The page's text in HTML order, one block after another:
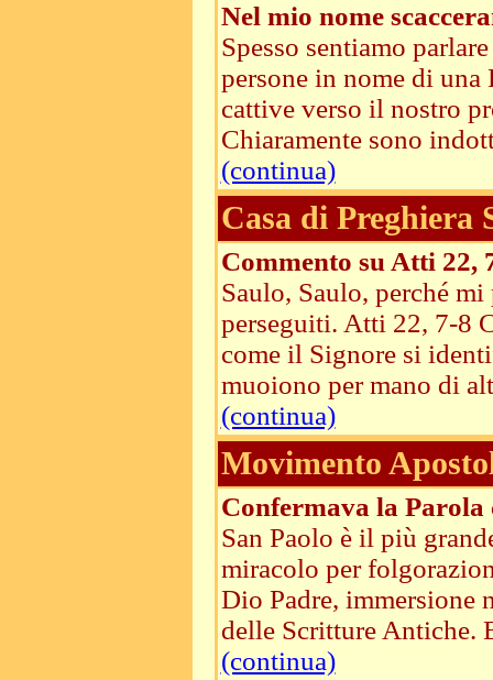
Nel mio nome
Spesso sentiamo
persone in nome di una
cattive verso il nostro
Chiaramente sono
(continua)
Casa di Preghiera
Commento su Atti 22,
Saulo, Saulo, perché
perseguiti. Atti 22, 7-8
come il Signore si
muoiono per mano di
(continua)
Movimento
Confermava la Parola
San Paolo è il più
miracolo per
Dio Padre, immersione
delle Scritture Antiche.
(continua)